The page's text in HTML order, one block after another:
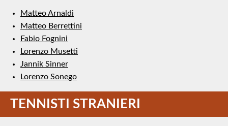
Matteo Arnaldi
Matteo Berrettini
Fabio Fognini
Lorenzo Musetti
Jannik Sinner
Lorenzo Sonego
TENNISTI STRANIERI